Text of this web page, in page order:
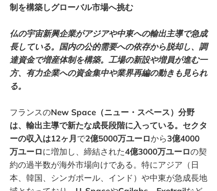
制を構築しグローバル市場へ挑む
仏の宇宙新興企業がアジアや中東への輸出主導で急成
長している。国内の公的需要への依存から脱却し、調
達資金で増産体制を構築。工場の新設や増員が進む一
方、有力企業への資金集中や業界再編の動きも見られ
る。
フランスのNew Space（ニュー・スペース）分野
は、輸出主導で新たな成長段階に入っている。セクタ
ーの収入は12ヶ月で2億5000万ユーロから3億4000
万ユーロに増加し、締結された4億3000万ユーロの契
約の過半数が海外市場向けである。特にアジア（日
本、韓国、シンガポール、インド）や中東が急成長地